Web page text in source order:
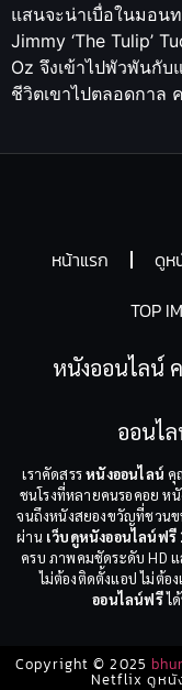
แสนจะน่าเบื่อในมอน
Jimmy ‘The Tulip’
Oz จึงเข้าไปพัวพันกั
ชีวิตเขาไปตลอดกาล
หน้าแรก ดูห
TOP
หนังออนไลน์
ออนไ
เราคัดสรรหนังออนไลน์ คุ
ชนโรงที่หลายคนรอคอย ห
จนถึงหนังสยองขวัญที่ชวนข
ผ่าน เว็บดูหนังออนไลน์ฟรี
ครบ ภาพคมชัดระดับ HD แ
ไม่ต้องติดตั้งแอป ไม่ต้อ
ออนไลน์ฟรีไ
Copyright © 2025
Netflix ดูหนั